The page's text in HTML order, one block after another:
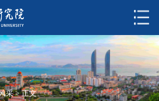
采 > 正文